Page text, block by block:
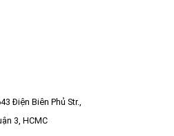
Điện Biên Phủ Str.,
3, HCMC